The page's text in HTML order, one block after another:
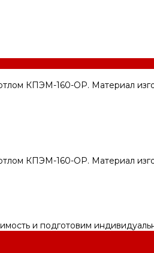
КПЭМ-160-ОР. Материал
КПЭМ-160-ОР. Материал
и подготовим